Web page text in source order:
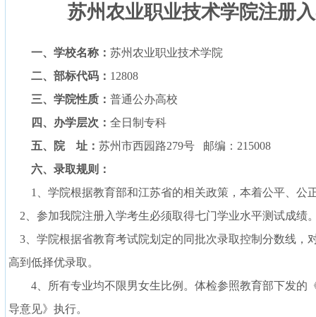
苏州农业职业技术学院注册
一、学校名称： 苏州农业职业技术学院
二、部标代码： 12808
三、学院性质： 普通公办高校
四、办学层次： 全日制专科
五、院
址： 苏州市西园路279号 邮编： 215008
六、录取规则：
1
、学院根据教育部和江苏省的相关政策，本着公平、公
2 、参加我院注册入学考生必须取得七门学业水平测试成绩
3、学院根据省教育考试院划定的同批次录取控制分数线，
高到低择优录取。
4、所有专业均不限男女生比例。体检参照教育部下发的
导意见》执行。